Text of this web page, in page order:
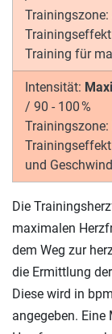
Trainingszone:
Training für
Intensität:
/ 90 - 100 %
Trainingszone:
und
Die
maximalen
dem Weg zur
die Ermittlung
Diese wird in
angegeben.